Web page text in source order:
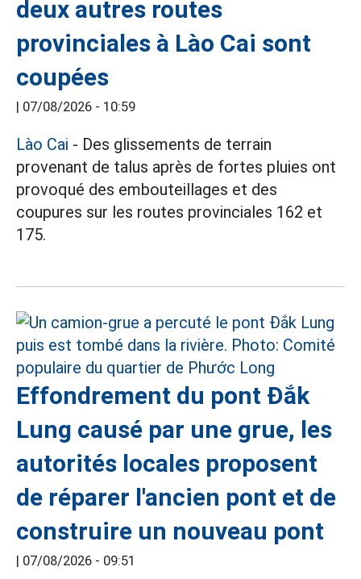
deux autres routes
provinciales à Lào Cai sont
coupées
| 07/08/2026 - 10:59
Lào Cai - Des glissements de terrain
provenant de talus après de fortes pluies ont
provoqué des embouteillages et des
coupures sur les routes provinciales 162 et
175.
Effondrement du pont Đắk
Lung causé par une grue, les
autorités locales proposent
de réparer l'ancien pont et de
construire un nouveau pont
| 07/08/2026 - 09:51